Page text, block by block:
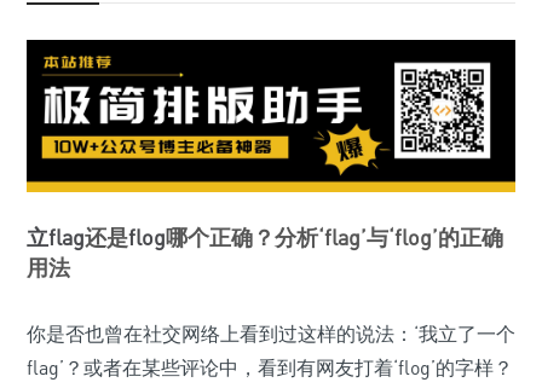
立flag还是flog哪个正确？分析‘flag’与‘flog’的正确
用法
你是否也曾在社交网络上看到过这样的说法：‘我立了一个
flag’？或者在某些评论中，看到有网友打着‘flog’的字样？